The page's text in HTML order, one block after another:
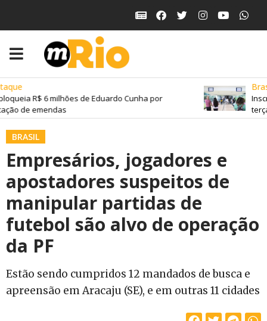
R$ 6 milhões de Eduardo Cunha por
de emendas
Brasil
BRASIL
Empresários, jogadores e
apostadores suspeitos de
manipular partidas de
futebol são alvo de operação
da PF
Estão sendo cumpridos 12 mandados de busca e
apreensão em Aracaju (SE), e em outras 11 cidades